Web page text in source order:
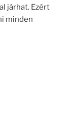
járhat. Ezért
minden